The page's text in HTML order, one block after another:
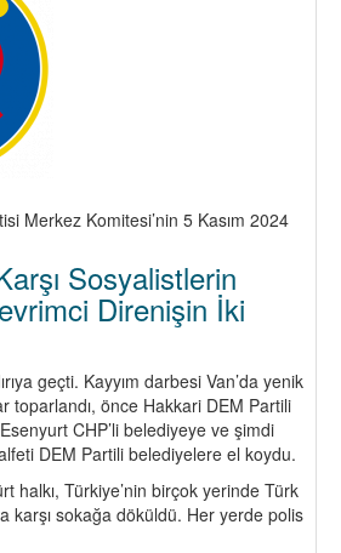
Merkez Komitesi’nin 5 Kasım 2024
Sosyalistlerin
Direnişin İki
geçti. Kayyım darbesi Van’da yenik
toparlandı, önce Hakkari DEM Partili
CHP’li belediyeye ve şimdi
DEM Partili belediyelere el koydu.
halkı, Türkiye’nin birçok yerinde Türk
karşı sokağa döküldü. Her yerde polis